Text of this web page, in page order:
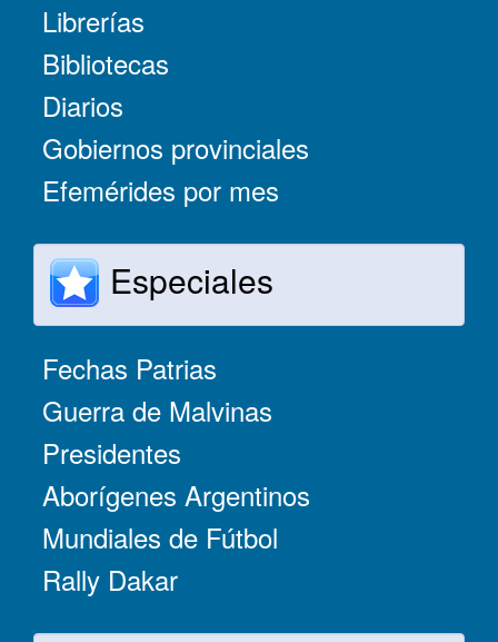
Librerías
Bibliotecas
Diarios
Gobiernos provinciales
Efemérides por mes
Especiales
Fechas Patrias
Guerra de Malvinas
Presidentes
Aborígenes Argentinos
Mundiales de Fútbol
Rally Dakar